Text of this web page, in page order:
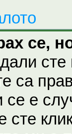
се,
са
е
сте